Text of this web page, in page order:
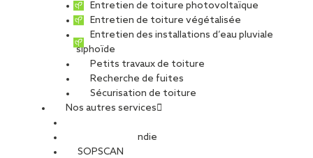
Entretien de toiture photovoltaïque
Entretien de toiture végétalisée
Entretien des installations d’eau pluviale
siphoïde
Petits travaux de toiture
Recherche de fuites
Sécurisation de toiture
Nos autres services
Sécurité Incendie
SOPSCAN